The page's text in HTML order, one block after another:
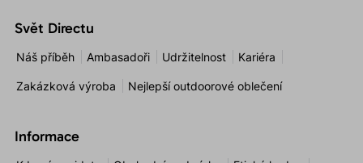
Svět Directu
Náš příběh Ambasadoři Udržitelnost Kariéra
Zakázková výroba Nejlepší outdoorové oblečení
Informace